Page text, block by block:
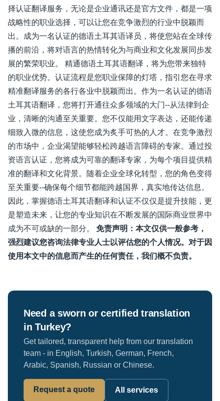
择认证翻译服务，无论是企业通讯还是官方文件，都是一项
战略性的职业选择，可以让您在竞争激烈的行业中脱颖而
出。成为一名认证的德语土耳其语译员，将使您站在全球传
播的前沿，将对语言的热情转化为与商业和文化发展同步发
展的繁荣职业。 精通德语土耳其语翻译，将为您带来独特
的职业优势。认证流程是您职业保障的灯塔，指引您在寻求
精准翻译服务的各行各业中脱颖而出。作为一名认证的德语
土耳其语翻译，您将打开通往众多领域的大门--从法律到企
业，清晰的沟通至关重要。您不仅能用文字表达，还能传递
细致入微的信息，这使您成为炙手可热的人才。在竞争激烈
的市场中，企业渴望能够轻松跨越语言障碍的专家。通过投
资语言认证，您将成为可靠的翻译专家，为每个项目提供精
准的翻译和文化背景。随着企业全球化转型，您的角色变得
至关重要--确保每个细节都能跨越国界，真实地传达信息。
因此，掌握德语土耳其语翻译和认证不仅仅是提升技能，更
是塑造未来，让您的专业知识在不断发展的国际商业世界中
成为不可或缺的一部分。 免责声明：本文仅供一般参考，
强烈建议您咨询法律专业人士以评估您的个人情况。对于因
使用本文中的信息而产生的任何责任，我们概不负责。
Need a sworn or certified translation
in Turkey?
Get tailored, transparent help from our translation
team - in English, Turkish, German, French,
Arabic, Spanish, Russian or Chinese.
Request a quote All services